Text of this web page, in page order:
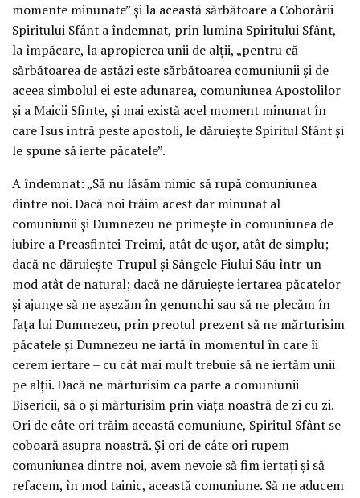
momente minunate” și la această sărbătoare a Coborârii
Spiritului Sfânt a îndemnat, prin lumina Spiritului Sfânt,
la împăcare, la apropierea unii de alții, „pentru că
sărbătoarea de astăzi este sărbătoarea comuniunii și de
aceea simbolul ei este adunarea, comuniunea Apostolilor
și a Maicii Sfinte, și mai există acel moment minunat în
care Isus intră peste apostoli, le dăruiește Spiritul Sfânt și
le spune să ierte păcatele”.
A îndemnat: „Să nu lăsăm nimic să rupă comuniunea
dintre noi. Dacă noi trăim acest dar minunat al
comuniunii și Dumnezeu ne primește în comuniunea de
iubire a Preasfintei Treimi, atât de ușor, atât de simplu;
dacă ne dăruiește Trupul și Sângele Fiului Său într-un
mod atât de natural; dacă ne dăruiește iertarea păcatelor
și ajunge să ne așezăm în genunchi sau să ne plecăm în
fața lui Dumnezeu, prin preotul prezent să ne mărturisim
păcatele și Dumnezeu ne iartă în momentul în care îi
cerem iertare – cu cât mai mult trebuie să ne iertăm unii
pe alții. Dacă ne mărturisim ca parte a comuniunii
Bisericii, să o și mărturisim prin viața noastră de zi cu zi.
Ori de câte ori trăim această comuniune, Spiritul Sfânt se
coboară asupra noastră. Și ori de câte ori rupem
comuniunea dintre noi, avem nevoie să fim iertați și să
refacem, în mod tainic, această comuniune. Să ne aducem